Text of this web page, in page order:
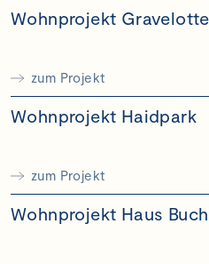
Wohnprojekt
zum Projekt
Wohnprojekt Haidpark
zum Projekt
Wohnprojekt Haus